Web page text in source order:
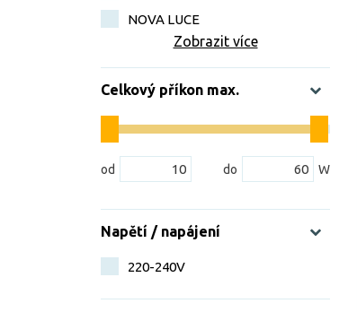
NOVA LUCE
Zobrazit více
Celkový příkon max.
Napětí / napájení
220-240V